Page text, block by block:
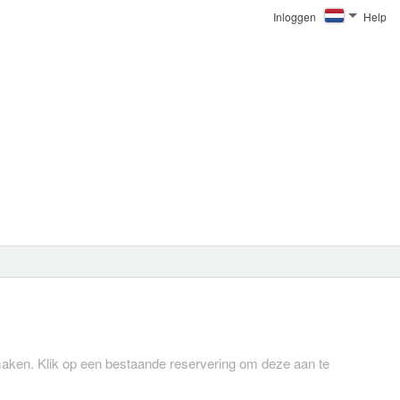
Inloggen Help
Klik op een bestaande reservering om deze aan te